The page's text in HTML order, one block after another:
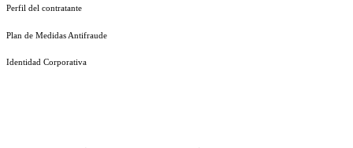
Perfil del contratante
Plan de Medidas Antifraude
Identidad Corporativa